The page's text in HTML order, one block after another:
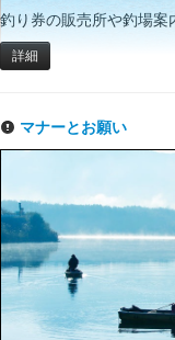
釣り券の販売所や釣場案
詳細
マナーとお願い